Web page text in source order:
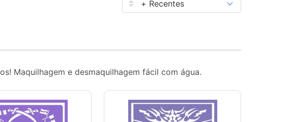
Maquilhagem e desmaquilhagem fácil com água.